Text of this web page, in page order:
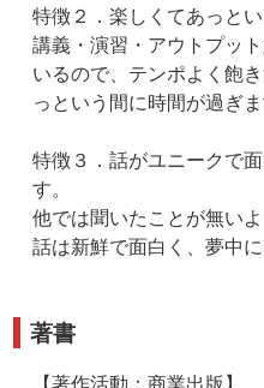
特徴２．楽しくてあっと
講義・演習・アウトプッ
いるので、テンポよく飽
っという間に時間が過ぎま
特徴３．話がユニークで
す。
他では聞いたことが無い
話は新鮮で面白く、夢中
著書
【著作活動：商業出版】